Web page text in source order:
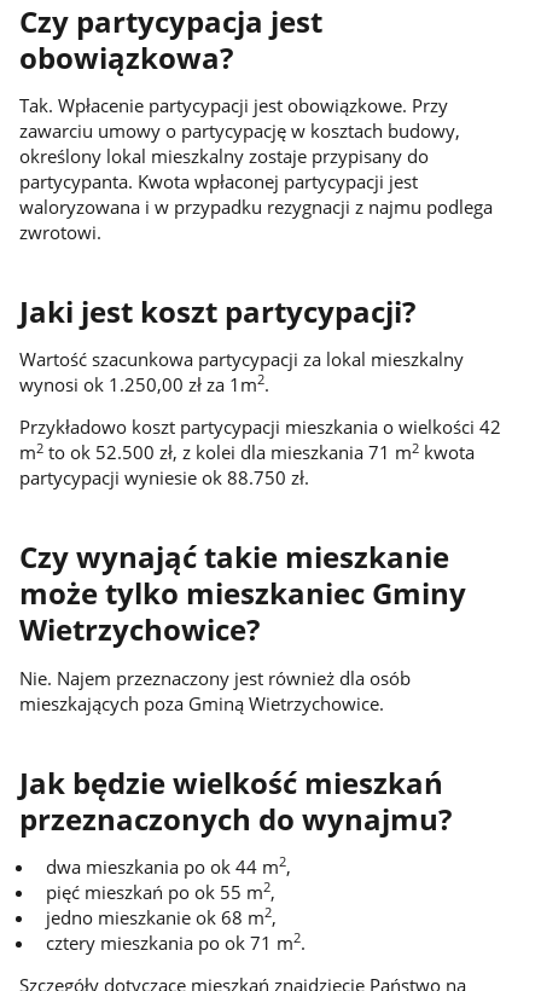
Czy partycypacja jest
obowiązkowa?
Tak. Wpłacenie partycypacji jest obowiązkowe. Przy
zawarciu umowy o partycypację w kosztach budowy,
określony lokal mieszkalny zostaje przypisany do
partycypanta. Kwota wpłaconej partycypacji jest
waloryzowana i w przypadku rezygnacji z najmu podlega
zwrotowi.
Jaki jest koszt partycypacji?
Wartość szacunkowa partycypacji za lokal mieszkalny
wynosi ok 1.250,00 zł za 1m2.
Przykładowo koszt partycypacji mieszkania o wielkości 42
m2to ok 52.500 zł, z kolei dla mieszkania 71 m2kwota
partycypacji wyniesie ok 88.750 zł.
Czy wynająć takie mieszkanie
może tylko mieszkaniec Gminy
Wietrzychowice?
Nie. Najem przeznaczony jest również dla osób
mieszkających poza Gminą Wietrzychowice.
Jak będzie wielkość mieszkań
przeznaczonych do wynajmu?
dwa mieszkania po ok 44 m2,
pięć mieszkań po ok 55 m2,
jedno mieszkanie ok 68 m2,
cztery mieszkania po ok 71 m2.
Szczegóły dotyczące mieszkań znajdziecie Państwo na